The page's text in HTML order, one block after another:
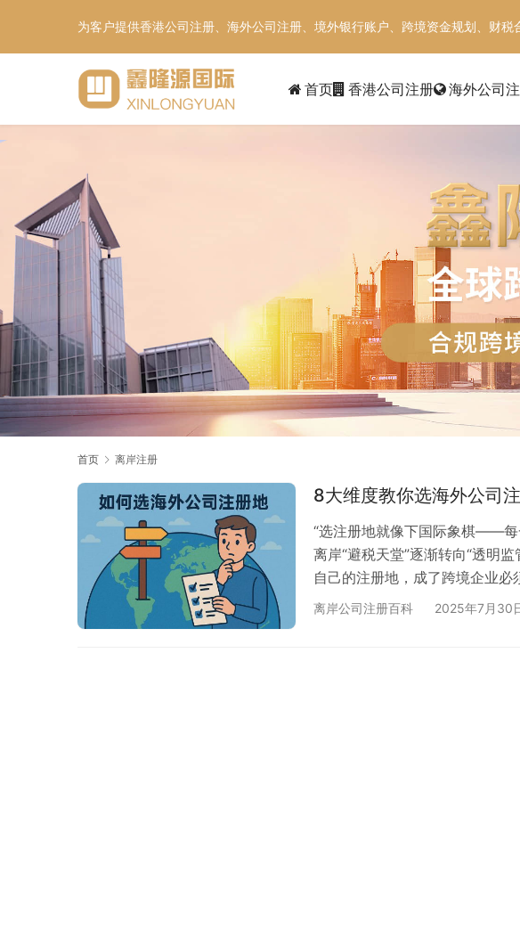
为客户提供香港公司注册、海外公司注册、境外银行账户、跨境资金规划、财税
首页 香港公司注册 海外公司
首页 离岸注册
8大维度教你选海外公司
“选注册地就像下国际象棋——每
离岸“避税天堂”逐渐转向“透明
自己的注册地，成了跨境企业
→开户→成本→审计→CRS/
离岸公司注册百科 2025年7月30